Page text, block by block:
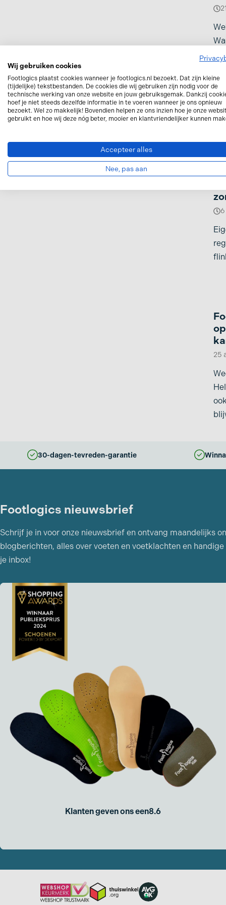
Peesplaatontsteking
voet
Ziekte van Sever
Zware benen
25
30-dagen-tevreden-garantie
Footlogics nieuwsbrief
Schrijf je in voor onze nieuwsbrief en ontvang maandelijks
blogberichten, alles over voeten en voetklachten en
je inbox!
Klanten geven ons een8.6
Wij gebruiken cookies
Footlogics plaatst cookies wanneer je footlogics.nl bezoekt. Dat zijn kleine
(tijdelijke) tekstbestanden. De cookies die wij gebruiken zijn nodig voor de
technische werking van onze website en jouw gebruiksgemak. Dankzij
hoef je niet steeds dezelfde informatie in te voeren wanneer je ons opnieuw
bezoekt. Wel zo makkelijk! Bovendien helpen ze ons inzien hoe je onze
gebruikt en hoe wij deze nóg beter, mooier en klantvriendelijker kunnen
Accepteer alles
Nee, pas aan